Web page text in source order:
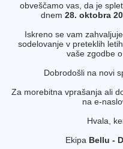
obveščamo vas, da je
dnem 28. oktobra
Iskreno se vam
sodelovanje v preteklih
vaše zgodbe
Dobrodošli na novi
Za morebitna vprašanja ali
na e-
Hvala,
Ekipa Bellu -